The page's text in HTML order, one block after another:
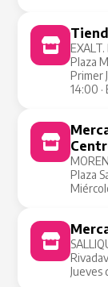
EXALT.
Plaza
Primer
14:00
Plaza
Jueves